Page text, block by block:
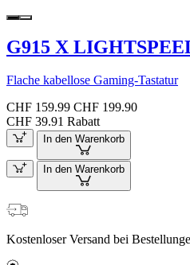
G915 X
Flache kabellose Gaming-Tastatur
CHF 159.99 CHF 199.90
CHF 39.91 Rabatt
In den Warenkorb
In den Warenkorb
Kostenloser Versand bei